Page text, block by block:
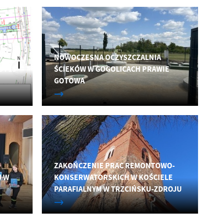
NOWOCZESNA OCZYSZCZALNIA
ŚCIEKÓW W GOGOLICACH PRAWIE
GOTOWA
W
ZAKOŃCZENIE PRAC REMONTOWO-
KONSERWATORSKICH W KOŚCIELE
PARAFIALNYM W TRZCIŃSKU-ZDROJU